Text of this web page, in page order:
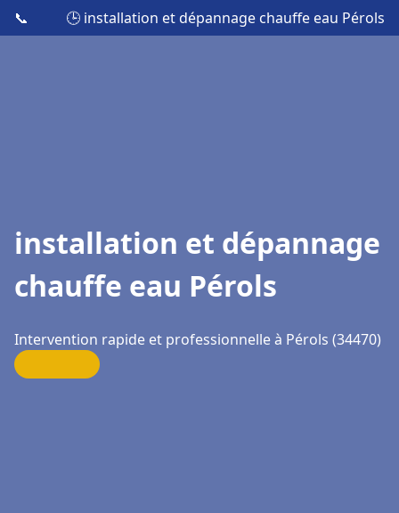
📞 🕒 installation et dépannage chauffe eau Pérols
installation et dépannage
chauffe eau Pérols
Intervention rapide et professionnelle à Pérols (34470)